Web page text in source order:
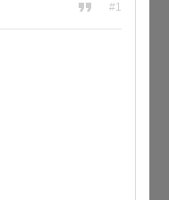
#1